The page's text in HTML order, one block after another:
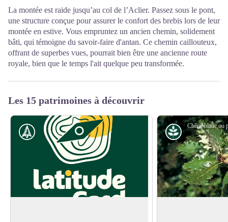
La montée est raide jusqu’au col de l’Aclier. Passez sous le pont,
une structure conçue pour assurer le confort des brebis lors de leur
montée en estive. Vous empruntez un ancien chemin, solidement
bâti, qui témoigne du savoir-faire d'antan. Ce chemin caillouteux,
offrant de superbes vues, pourrait bien être une ancienne route
royale, bien que le temps l'ait quelque peu transformée.
Les 15 patrimoines à découvrir
Histoire Milieu naturel